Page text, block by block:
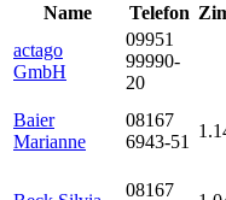
Name
Telefon
actago
GmbH
09951
99990-
20
Baier
Marianne
08167
6943-51
08167